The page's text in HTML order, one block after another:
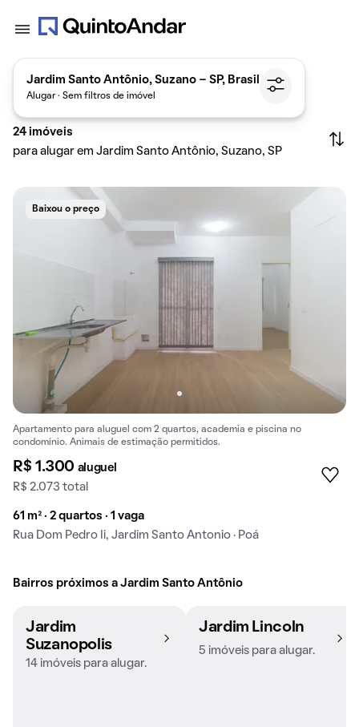
Jardim Santo Antônio, Suzano - SP, Brasil
Alugar · Sem filtros de imóvel
24 imóveis
para alugar em Jardim Santo Antônio, Suzano, SP
Baixou o preço
Apartamento para aluguel com 2 quartos, academia e piscina no
condomínio. Animais de estimação permitidos.
R$ 1.300 aluguel
R$ 2.073 total
61 m² · 2 quartos · 1 vaga
Rua Dom Pedro Ii, Jardim Santo Antonio · Poá
Bairros próximos a Jardim Santo Antônio
Jardim
Suzanopolis
14 imóveis para alugar.
Jardim Lincoln
5 imóveis para alugar.